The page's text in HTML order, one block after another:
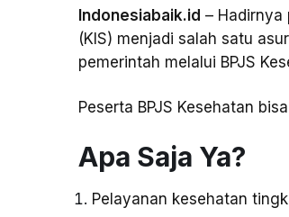
Indonesiabaik.id – Hadirnya
(KIS) menjadi salah satu
pemerintah melalui BPJS
Peserta BPJS Kesehatan
Apa Saja Ya?
Pelayanan kesehatan